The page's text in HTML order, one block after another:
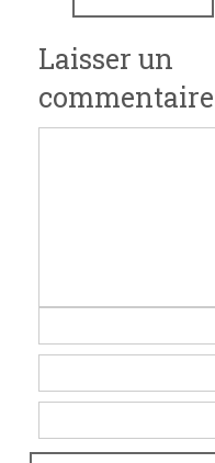
Laisser un
commentaire